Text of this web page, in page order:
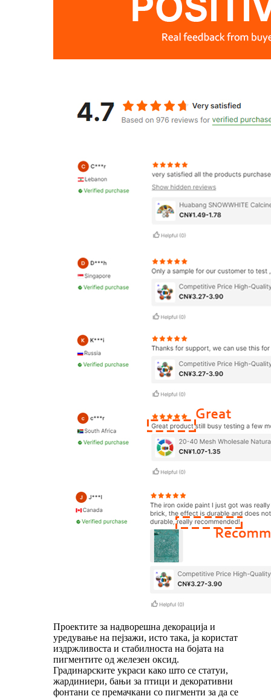
Проектите за надворешна декорација и
уредување на пејзажи, исто така, ја користат
издржливоста и стабилноста на бојата на
пигментите од железен оксид.
Градинарските украси како што се статуи,
жардиниери, бањи за птици и декоративни
фонтани се премачкани со пигменти за да се